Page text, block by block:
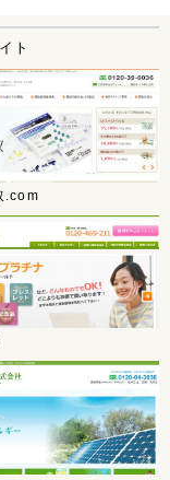
ト
.com